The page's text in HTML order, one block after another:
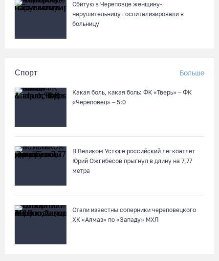
Сбитую в Череповце женщину-
нарушительницу госпитализировали в
больницу
Спорт Больше
Какая боль, какая боль: ФК «Тверь» – ФК
«Череповец» – 5:0
В Великом Устюге российский легкоатлет
Юрий Ожгибесов прыгнул в длину на 7,77
метра
Стали известны соперники череповецкого
ХК «Алмаз» по «Западу» МХЛ